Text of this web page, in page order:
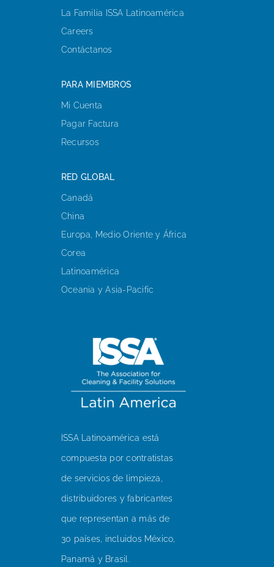
La Familia ISSA Latinoamérica
Careers
Contáctanos
PARA MIEMBROS
Mi Cuenta
Pagar Factura
Recursos
RED GLOBAL
Canadá
China
Europa, Medio Oriente y África
Corea
Latinoamérica
Oceania y Asia-Pacific
ISSA Latinoamérica está
compuesta por contratistas
de servicios de limpieza,
distribuidores y fabricantes
que representan a más de
30 países, incluidos México,
Panamá y Brasil.